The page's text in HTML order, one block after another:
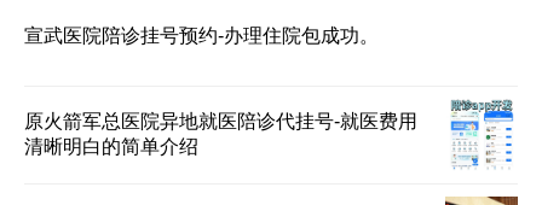
宣武医院陪诊挂号预约-办理住院包成功。
原火箭军总医院异地就医陪诊代挂号-就医费用
清晰明白的简单介绍